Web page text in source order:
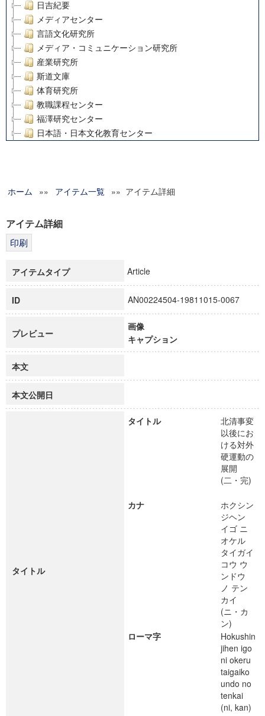
日吉紀要
メディアセンター
言語文化研究所
メディア・コミュニケーション研究所
産業研究所
斯道文庫
体育研究所
教職課程センター
福澤研究センター
日本語・日本文化教育センター
グローバルリサーチインスティテュート
科学研究費補助金研究成果報告書
博士課程教育リーディングプログラム「超成熟社会発展のサ
ホーム »» アイテム一覧 »» アイテム詳細
アイテム詳細
アイテムタイプ Article
ID AN00224504-19811015-0067
プレビュー
画像
キャプション
本文
本文公開日
タイトル
タイトル
北清事変
以後にお
ける対外
硬運動の
展開
(二・完)
カナ
ホクシン
ジヘン
イゴ ニ
オケル
タイガイ
コウ ウ
ンドウ
ノ テン
カイ
(ニ・カ
ン)
ローマ字
Hokushin
jihen igo
ni okeru
taigaiko
undo no
tenkai
(ni, kan)